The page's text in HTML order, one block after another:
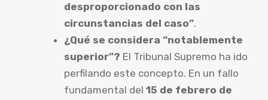
desproporcionado con las
circunstancias del caso”.
¿Qué se considera “notablemente
superior”? El Tribunal Supremo ha ido
perfilando este concepto. En un fallo
fundamental del 15 de febrero de